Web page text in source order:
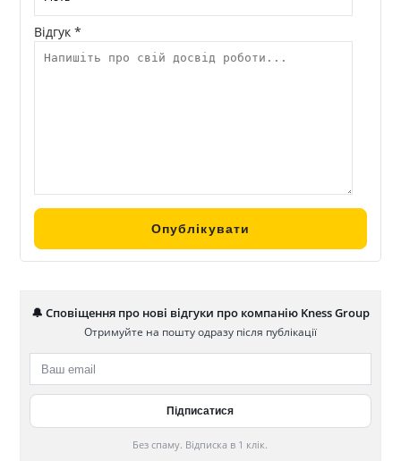
Відгук *
🔔 Сповіщення про нові відгуки про компанію Kness Group
Отримуйте на пошту одразу після публікації
Без спаму. Відписка в 1 клік.